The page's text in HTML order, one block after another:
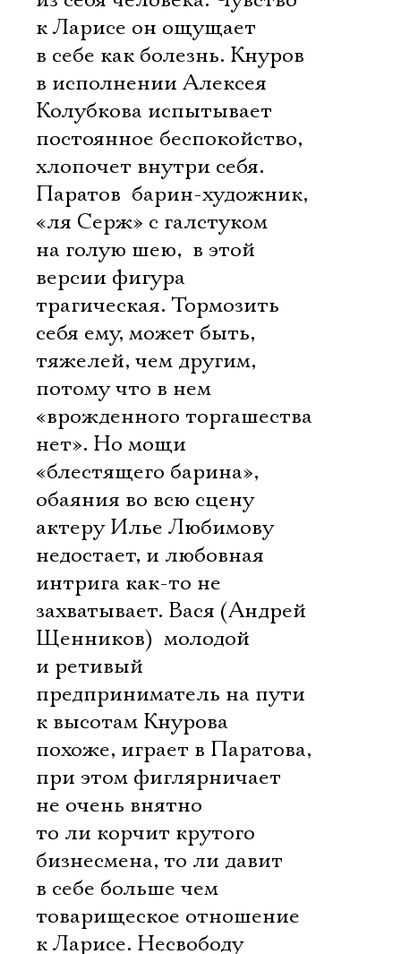
к Ларисе он ощущает
в себе как болезнь. Кнуров
в исполнении Алексея
Колубкова испытывает
постоянное беспокойство,
хлопочет внутри себя.
Паратов  барин-художник,
«ля Серж» с галстуком
на голую шею,  в этой
версии фигура
трагическая. Тормозить
себя ему, может быть,
тяжелей, чем другим,
потому что в нем
«врожденного торгашества
нет». Но мощи
«блестящего барина»,
обаяния во всю сцену
актеру Илье Любимову
недостает, и любовная
интрига как-то не
захватывает. Вася (Андрей
Щенников)  молодой
и ретивый
предприниматель на пути
к высотам Кнурова 
похоже, играет в Паратова,
при этом фиглярничает
не очень внятно 
то ли корчит крутого
бизнесмена, то ли давит
в себе больше чем
товарищеское отношение
к Ларисе. Несвободу